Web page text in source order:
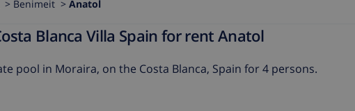
> Benimeit > Anatol
Blanca Villa Spain for rent Anatol
pool in Moraira, on the Costa Blanca, Spain for 4 persons.